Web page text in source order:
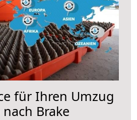
für Ihren Umzug
Brake